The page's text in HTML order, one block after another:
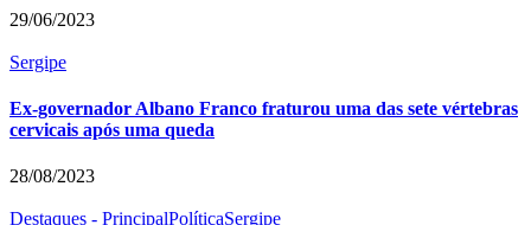
29/06/2023
Sergipe
Ex-governador Albano Franco fraturou uma das sete vértebras
cervicais após uma queda
28/08/2023
Destaques - PrincipalPolíticaSergipe